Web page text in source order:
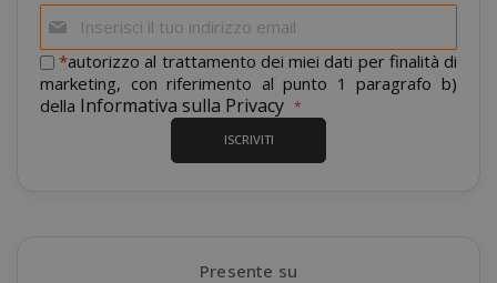
alla
nostra
newsletter:
*autorizzo al trattamento dei miei dati per finalità di
marketing, con riferimento al punto 1 paragrafo b)
della Informativa sulla Privacy
ISCRIVITI
Presente su
form_key